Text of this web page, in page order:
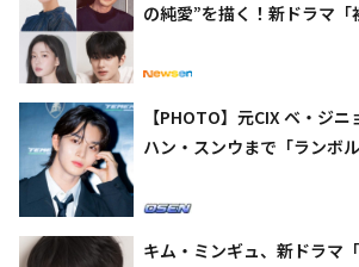
の純愛”を描く！新ドラマ
【PHOTO】元CIX ベ・ジ
ハン・スンウまで「ランボ
キム・ミンギュ、新ドラマ